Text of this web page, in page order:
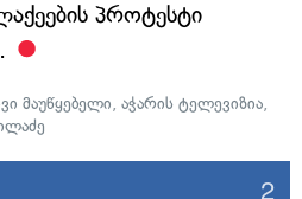
პროტესტი
მაუწყებელი, აჭარის ტელევიზია,
2